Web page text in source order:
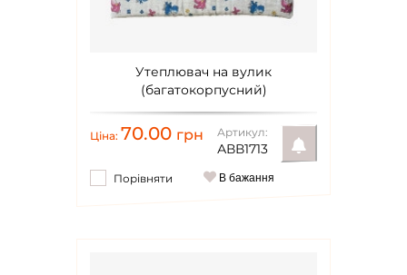
Утеплювач на вулик
(багатокорпусний)
Ціна: 70.00 грн Артикул:
АВВ1713
Порівняти В бажання